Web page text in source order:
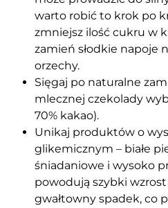
warto robić to krok po
zmniejsz ilość cukru w
zamień słodkie napoje
orzechy.
Sięgaj po naturalne
mlecznej czekolady
70% kakao).
Unikaj produktów o
glikemicznym – białe
śniadaniowe i wysoko
powodują szybki
gwałtowny spadek, co